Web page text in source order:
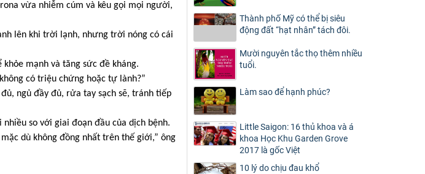
vừa nhiễm cúm và kêu gọi mọi người,
lên khi trời lạnh, nhưng trời nóng có cái
mạnh và tăng sức đề kháng.
có triệu chứng hoặc tự lành?”
ngủ đầy đủ, rửa tay sạch sẽ, tránh tiếp
so với giai đoạn đầu của dịch bệnh.
dù không đồng nhất trên thế giới,” ông
Thành phố Mỹ có thể bị siêu
động đất “hạt nhân” tách đôi.
Mười nguyên tắc thọ thêm nhiều
tuổi.
Làm sao để hạnh phúc?
Little Saigon: 16 thủ khoa và á
khoa Học Khu Garden Grove
2017 là gốc Việt
10 lý do chịu đau khổ